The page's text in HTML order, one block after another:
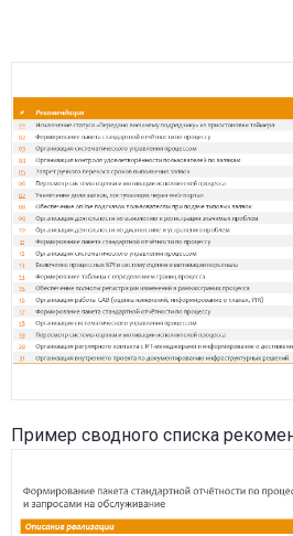
Пример сводного списка